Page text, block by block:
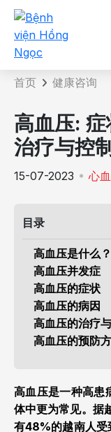
咨询内容详情
首页 健康咨询
高血压:
治疗与控
15-07-2023 心
目录
高血压是什么？
高血压并发症
高血压的症状
高血压的病因
高血压的治疗
高血压的预防
高血压是一种高患
体中更为常见。据
有48%的越南人受